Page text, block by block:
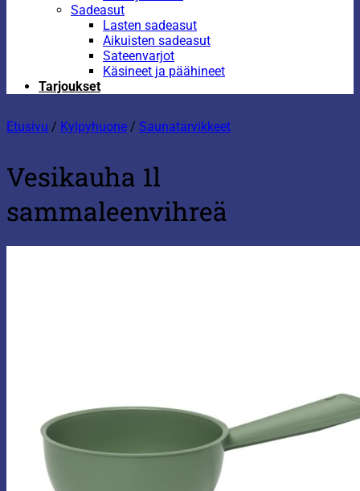
Sadeasut
Lasten sadeasut
Aikuisten sadeasut
Sateenvarjot
Käsineet ja päähineet
Tarjoukset
Etusivu / Kylpyhuone / Saunatarvikkeet
Vesikauha 1l
sammaleenvihreä